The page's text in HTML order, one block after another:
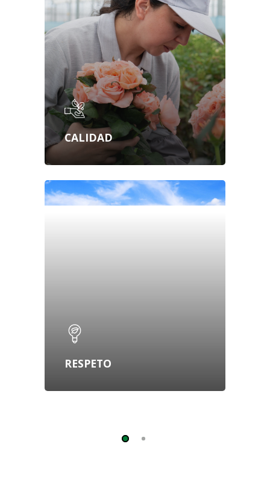
CALIDAD
RESPETO